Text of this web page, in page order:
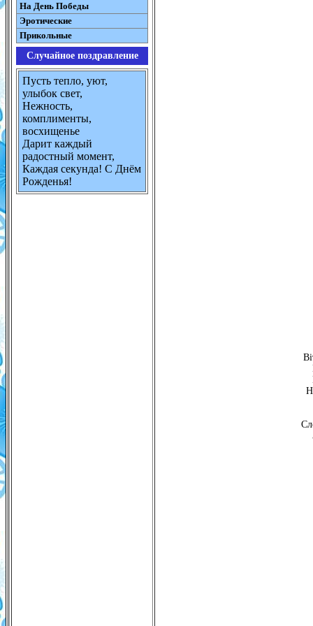
На День Победы
Эротические
Прикольные
Случайное поздравление
Пусть тепло, уют,
улыбок свет,
Нежность,
комплименты,
восхищенье
Дарит каждый
радостный момент,
Каждая секунда! С Днём
Рожденья!